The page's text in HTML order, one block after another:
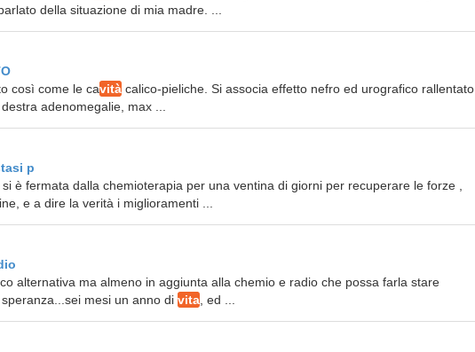
della situazione di mia madre. ...
così come le cavità calico-pieliche. Si associa effetto nefro ed urografico rallentato.
adenomegalie, max ...
p
è fermata dalla chemioterapia per una ventina di giorni per recuperare le forze ,
e a dire la verità i miglioramenti ...
alternativa ma almeno in aggiunta alla chemio e radio che possa farla stare
mesi un anno di vita , ed ...